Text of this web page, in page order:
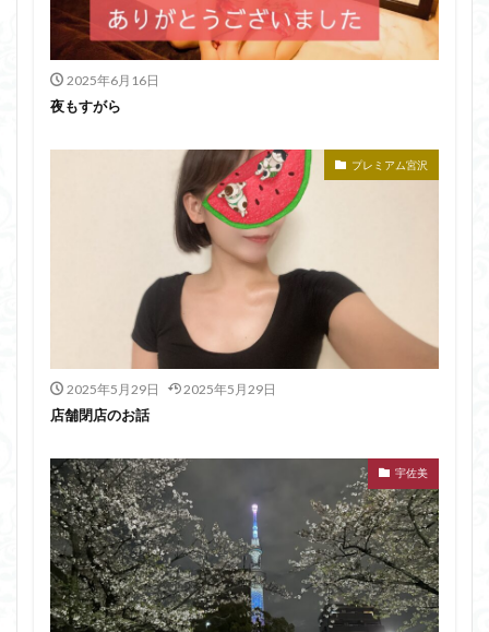
2025年6月16日
夜もすがら
プレミアム宮沢
2025年5月29日 2025年5月29日
店舗閉店のお話
宇佐美